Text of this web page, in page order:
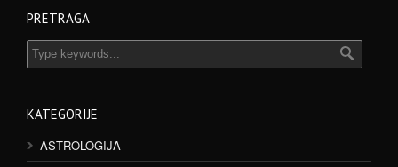
PRETRAGA
KATEGORIJE
ASTROLOGIJA